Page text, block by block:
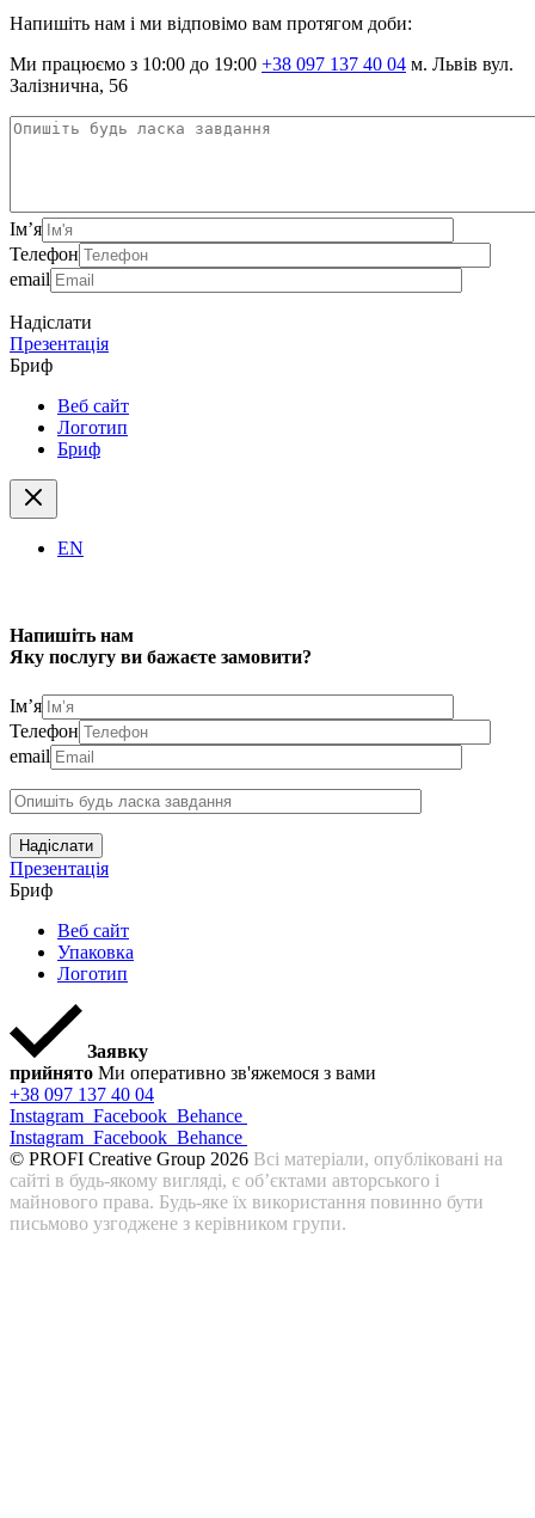
Напишіть нам і ми відповімо вам протягом доби:
Ми працюємо з 10:00 до 19:00 +38 097 137 40 04 м. Львів вул.
Залізнична, 56
Ім’я
Телефон
email
Надіслати
Презентація
Бриф
Веб сайт
Логотип
Бриф
EN
Напишіть нам
Яку послугу ви бажаєте замовити?
Ім’я
Телефон
email
Надіслати
Презентація
Бриф
Веб сайт
Упаковка
Логотип
Заявку
прийнято Ми оперативно зв'яжемося з вами
+38 097 137 40 04
Instagram Facebook Behance
Instagram Facebook Behance
© PROFI Creative Group 2026 Всі матеріали, опубліковані на
сайті в будь-якому вигляді, є об’єктами авторського і
майнового права. Будь-яке їх використання повинно бути
письмово узгоджене з керівником групи.